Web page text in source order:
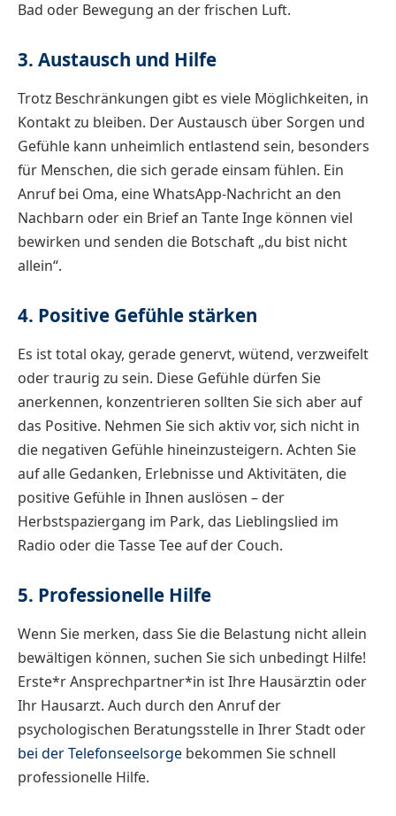
Bad oder Bewegung an der frischen Luft.
3. Austausch und Hilfe
Trotz Beschränkungen gibt es viele Möglichkeiten, in
Kontakt zu bleiben. Der Austausch über Sorgen und
Gefühle kann unheimlich entlastend sein, besonders
für Menschen, die sich gerade einsam fühlen. Ein
Anruf bei Oma, eine WhatsApp-Nachricht an den
Nachbarn oder ein Brief an Tante Inge können viel
bewirken und senden die Botschaft „du bist nicht
allein“.
4. Positive Gefühle stärken
Es ist total okay, gerade genervt, wütend, verzweifelt
oder traurig zu sein. Diese Gefühle dürfen Sie
anerkennen, konzentrieren sollten Sie sich aber auf
das Positive. Nehmen Sie sich aktiv vor, sich nicht in
die negativen Gefühle hineinzusteigern. Achten Sie
auf alle Gedanken, Erlebnisse und Aktivitäten, die
positive Gefühle in Ihnen auslösen – der
Herbstspaziergang im Park, das Lieblingslied im
Radio oder die Tasse Tee auf der Couch.
5. Professionelle Hilfe
Wenn Sie merken, dass Sie die Belastung nicht allein
bewältigen können, suchen Sie sich unbedingt Hilfe!
Erste*r Ansprechpartner*in ist Ihre Hausärztin oder
Ihr Hausarzt. Auch durch den Anruf der
psychologischen Beratungsstelle in Ihrer Stadt oder
bei der Telefonseelsorge bekommen Sie schnell
professionelle Hilfe.